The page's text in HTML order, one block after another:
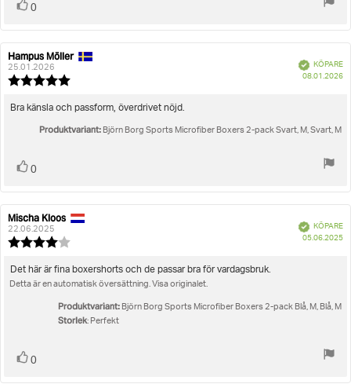
Rösta
0
Recensionsförfattare:
Hampus Möller
25.01.2026
utav
stjärnor
BekräftadKÖPARE
08.01.2026
Recensionstext:
Bra känsla och passform, överdrivet nöjd.
Produktvariant: Björn Borg Sports Microfiber Boxers 2-pack Svart, M, Svart, M
Rösta
0
Recensionsförfattare:
Mischa Kloos
22.06.2025
utav
BekräftadKÖPARE
05.06.2025
Recensionstext:
Det här är fina boxershorts och de passar bra för vardagsbruk.
Detta är en automatisk översättning. Visa originalet.
Produktvariant: Björn Borg Sports Microfiber Boxers 2-pack Blå, M, Blå, M
Storlek: Perfekt
Rösta
0